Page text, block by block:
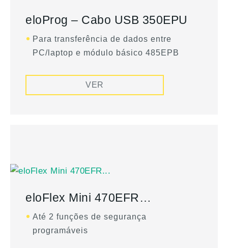
eloProg – Cabo USB 350EPU
Para transferência de dados entre
PC/laptop e módulo básico 485EPB
VER
eloFlex Mini 470EFR…
Até 2 funções de segurança
programáveis